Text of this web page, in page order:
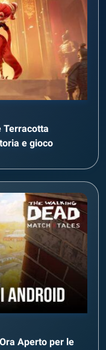
Terracotta
e gioco
Aperto per le